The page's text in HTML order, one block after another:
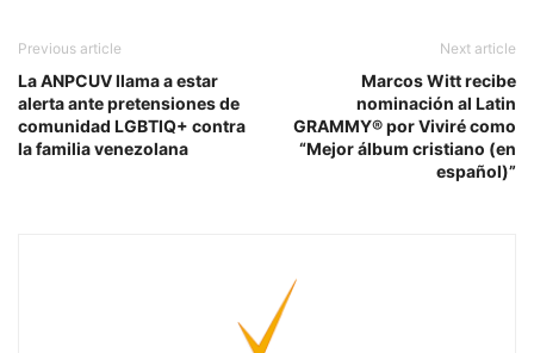
Previous article
La ANPCUV llama a estar
alerta ante pretensiones de
comunidad LGBTIQ+ contra
la familia venezolana
Next article
Marcos Witt recibe
nominación al Latin
GRAMMY® por Viviré como
“Mejor álbum cristiano (en
español)”